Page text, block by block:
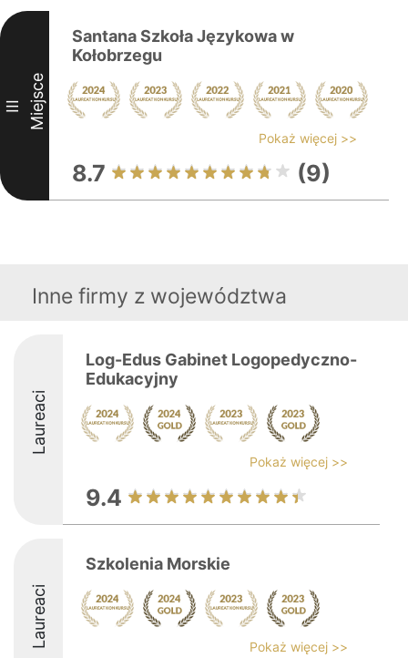
III Miejsce
Santana Szkoła Językowa w
Kołobrzegu
Pokaż więcej >>
8.7 (9)
Inne firmy z województwa
Laureaci
Log-Edus Gabinet Logopedyczno-
Edukacyjny
Pokaż więcej >>
9.4
Laureaci
Szkolenia Morskie
Pokaż więcej >>